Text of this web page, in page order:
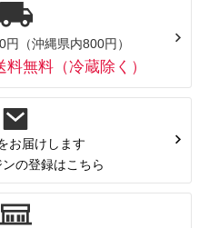
（沖縄県内800円）
無料（冷蔵除く）
お届けします
ンの登録はこちら